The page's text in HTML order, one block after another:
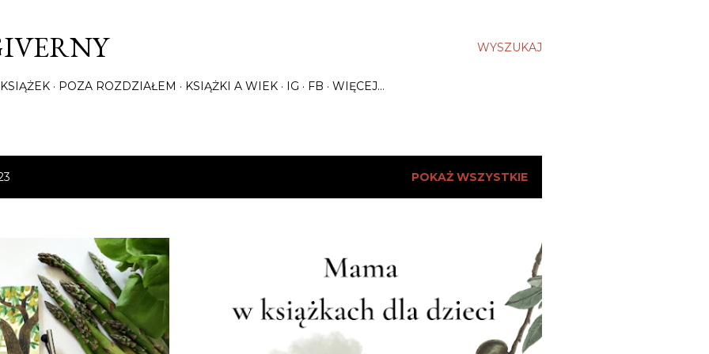
WYSZUKAJ
POZA ROZDZIAŁEM KSIĄŻKI A WIEK IG FB WIĘCEJ…
POKAŻ WSZYSTKIE